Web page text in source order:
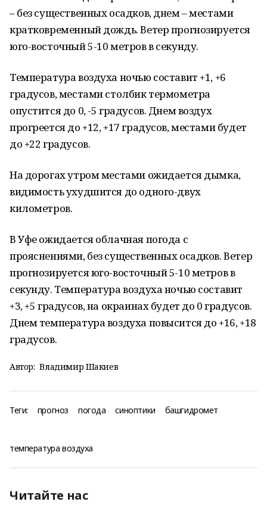
– без существенных осадков, днем – местами
кратковременный дождь. Ветер прогнозируется
юго-восточный 5-10 метров в секунду.
Температура воздуха ночью составит +1, +6
градусов, местами столбик термометра
опустится до 0, -5 градусов. Днем воздух
прогреется до +12, +17 градусов, местами будет
до +22 градусов.
На дорогах утром местами ожидается дымка,
видимость ухудшится до одного-двух
километров.
В Уфе ожидается облачная погода с
прояснениями, без существенных осадков. Ветер
прогнозируется юго-восточный 5-10 метров в
секунду. Температура воздуха ночью составит
+3, +5 градусов, на окраинах будет до 0 градусов.
Днем температура воздуха повысится до +16, +18
градусов.
Автор: Владимир Шакиев
Теги: прогноз погода синоптики башгидромет
температура воздуха
Читайте нас